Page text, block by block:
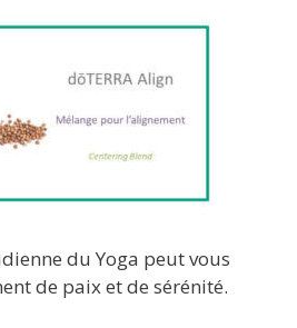
du Yoga peut vous
de paix et de sérénité.